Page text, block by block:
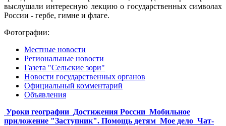
выслушали интересную лекцию о государственных символах
России - гербе, гимне и флаге.
Фотографии:
Местные новости
Региональные новости
Газета "Сельские зори"
Новости государственных органов
Официальный комментарий
Объявления
Уроки географии Достижения России Мобильное
приложение "Заступник". Помощь детям Мое дело Чат-